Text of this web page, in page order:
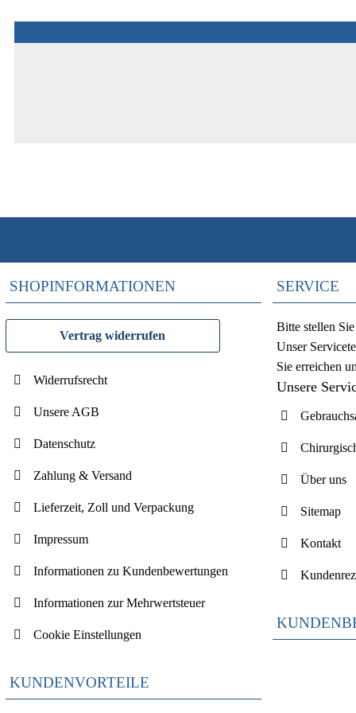
SHOPINFORMATIONEN
Vertrag widerrufen
Widerrufsrecht
Unsere AGB
Datenschutz
Zahlung & Versand
Lieferzeit, Zoll und Verpackung
Impressum
Informationen zu Kundenbewertungen
Informationen zur Mehrwertsteuer
Cookie Einstellungen
KUNDENVORTEILE
SERVICE
Bitte stellen
Unser
Sie erreichen
Unsere
Über uns
Sitemap
Kontakt